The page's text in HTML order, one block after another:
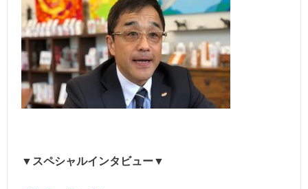
▼スペシャルインタビュー▼